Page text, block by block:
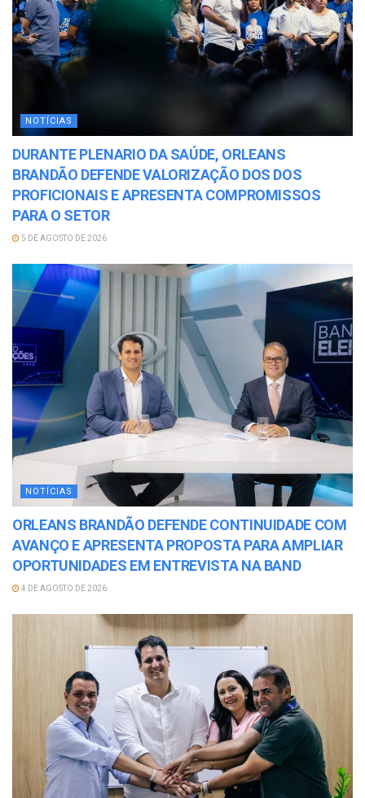
NOTÍCIAS
DURANTE PLENARIO DA SAÚDE, ORLEANS
BRANDÃO DEFENDE VALORIZAÇÃO DOS DOS
PROFICIONAIS E APRESENTA COMPROMISSOS
PARA O SETOR
5 DE AGOSTO DE 2026
NOTÍCIAS
ORLEANS BRANDÃO DEFENDE CONTINUIDADE COM
AVANÇO E APRESENTA PROPOSTA PARA AMPLIAR
OPORTUNIDADES EM ENTREVISTA NA BAND
4 DE AGOSTO DE 2026